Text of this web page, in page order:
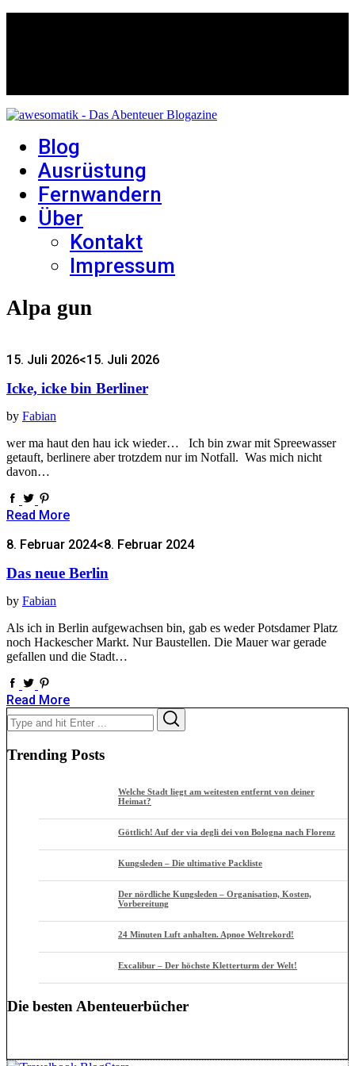
Blog
Ausrüstung
Fernwandern
Über
Kontakt
Impressum
Alpa gun
15. Juli 2026<15. Juli 2026
Icke, icke bin Berliner
by Fabian
wer ma haut den hau ick wieder… Ich bin zwar mit Spreewasser
getauft, berlinere aber trotzdem nur im Notfall. Was mich nicht
davon…
Read More
8. Februar 2024<8. Februar 2024
Das neue Berlin
by Fabian
Als ich in Berlin aufgewachsen bin, gab es weder Potsdamer Platz
noch Hackescher Markt. Nur Baustellen. Die Mauer war gerade
gefallen und die Stadt…
Read More
Search
for:
Trending Posts
Welche Stadt liegt am weitesten entfernt von deiner
Heimat?
Göttlich! Auf der via degli dei von Bologna nach Florenz
Kungsleden – Die ultimative Packliste
Der nördliche Kungsleden – Organisation, Kosten,
Vorbereitung
24 Minuten Luft anhalten. Apnoe Weltrekord!
Excalibur – Der höchste Kletterturm der Welt!
Die besten Abenteuerbücher